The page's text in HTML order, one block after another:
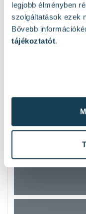
legjobb élményben
szolgáltatások ezek
Bővebb
tájékoztatót.